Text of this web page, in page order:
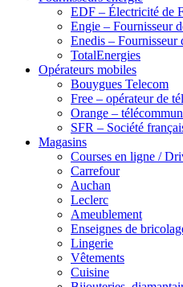
EDF – Électricité de
Engie – Fournisseur
Enedis – Fournisseur
TotalEnergies
Opérateurs mobiles
Bouygues Telecom
Free – opérateur de
Orange –
SFR – Société
Magasins
Courses en ligne /
Carrefour
Auchan
Leclerc
Ameublement
Enseignes de
Lingerie
Vêtements
Cuisine